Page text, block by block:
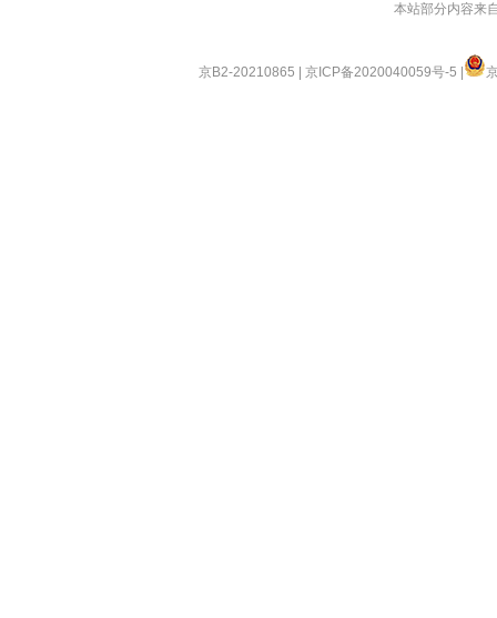
本站部分内容来
京B2-20210865 京ICP备2020040059号-5